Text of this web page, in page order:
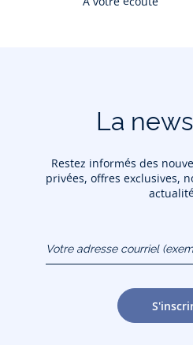
La
Restez informés des
privées, offres exclusives,
(exemple :
jacquesadit@gmail.com)